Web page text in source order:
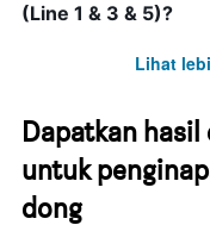
(Line 1 & 3 & 5)?
Lihat
Dapatkan
untuk
dong